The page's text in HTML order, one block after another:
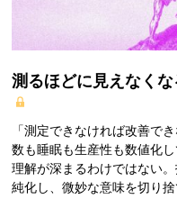
測るほどに見えなく
「測定できなければ改善で
数も睡眠も生産性も数値化
理解が深まるわけではない
純化し、微妙な意味を切り